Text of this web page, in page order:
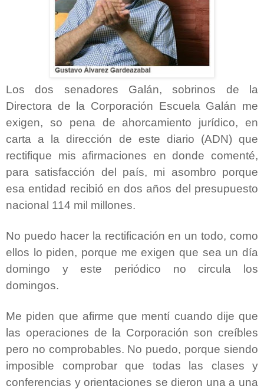
Los dos senadores Galán, sobrinos de la
Directora de la Corporación Escuela Galán me
exigen, so pena de ahorcamiento jurídico, en
carta a la dirección de este diario (ADN) que
rectifique mis afirmaciones en donde comenté,
para satisfacción del país, mi asombro porque
esa entidad recibió en dos años del presupuesto
nacional 114 mil millones.
No puedo hacer la rectificación en un todo, como
ellos lo piden, porque me exigen que sea un día
domingo y este periódico no circula los
domingos.
Me piden que afirme que mentí cuando dije que
las operaciones de la Corporación son creíbles
pero no comprobables. No puedo, porque siendo
imposible comprobar que todas las clases y
conferencias y orientaciones se dieron una a una